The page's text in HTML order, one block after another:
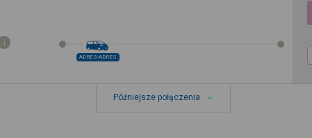
ADRES-ADRES
Późniejsze połączenia